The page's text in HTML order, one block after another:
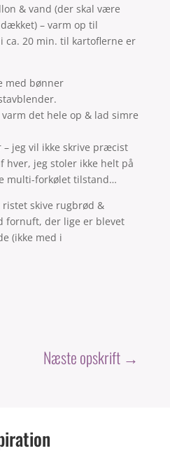
& vand (der skal være
– varm op til
ca. 20 min. til kartoflerne er
det hele op & lad simre
jeg vil ikke skrive præcist
hver, jeg stoler ikke helt på
multi-forkølet tilstand…
ristet skive rugbrød &
fornuft, der lige er blevet
(ikke med i
Næste opskrift →